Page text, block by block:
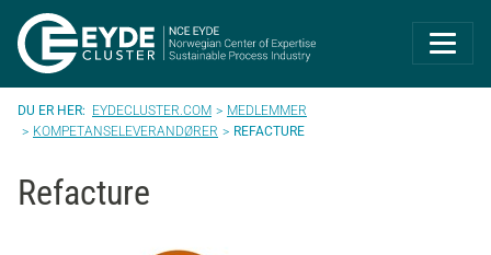
Eyde-Cluster |
EYDECLUSTER.COM
MEDLEMMER
KOMPETANSELEVERANDØRER
REFACTURE
Refacture